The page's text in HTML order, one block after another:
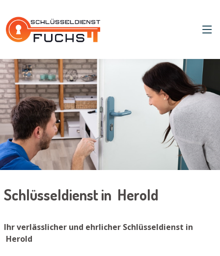
Schlüsseldienst in Herold
Ihr verlässlicher und ehrlicher Schlüsseldienst in
Herold